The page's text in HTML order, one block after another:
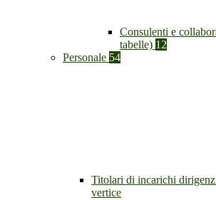
Consulenti e
tabelle) 12
Personale 54
Titolari di incarichi
vertice